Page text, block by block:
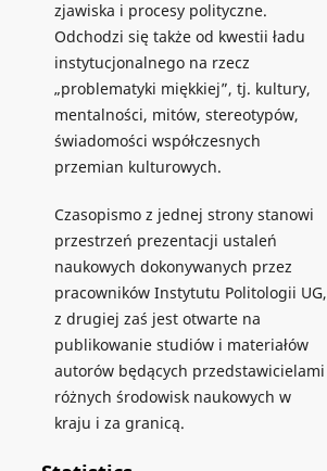
zjawiska i procesy polityczne.
Odchodzi się także od kwestii ładu
instytucjonalnego na rzecz
„problematyki miękkiej”, tj. kultury,
mentalności, mitów, stereotypów,
świadomości współczesnych
przemian kulturowych.
Czasopismo z jednej strony stanowi
przestrzeń prezentacji ustaleń
naukowych dokonywanych przez
pracowników Instytutu Politologii UG,
z drugiej zaś jest otwarte na
publikowanie studiów i materiałów
autorów będących przedstawicielami
różnych środowisk naukowych w
kraju i za granicą.